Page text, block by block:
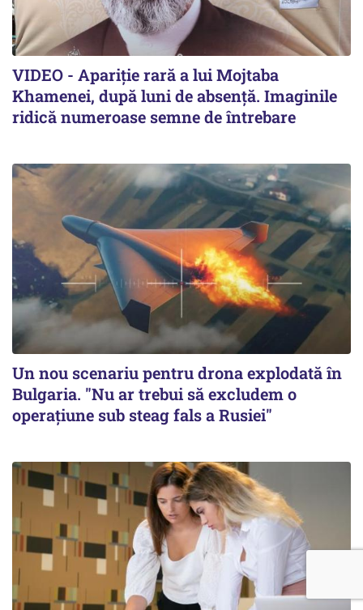
VIDEO - Apariție rară a lui Mojtaba
Khamenei, după luni de absență. Imaginile
ridică numeroase semne de întrebare
Un nou scenariu pentru drona explodată în
Bulgaria. "Nu ar trebui să excludem o
operațiune sub steag fals a Rusiei"